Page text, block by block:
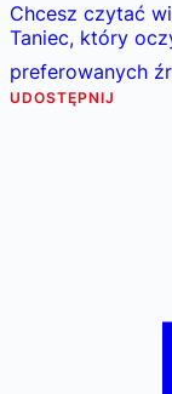
Chcesz czytać
Taniec, który
preferowanych
UDOSTĘPNIJ